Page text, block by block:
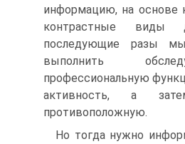
информацию, на основе
контрастные виды
последующие разы
выполнить
профессиональную
активность, а
противоположную.
Но тогда нужно